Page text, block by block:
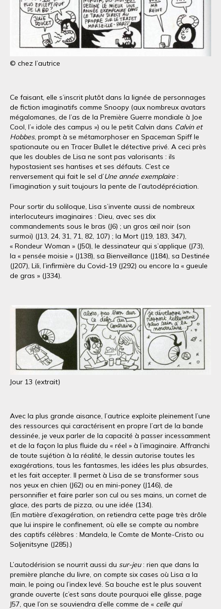
© chez l’autrice
Ce faisant, elle s’inscrit plutôt dans la lignée de personnages
de fiction imaginatifs comme Snoopy (aux nombreux avatars
mégalomanes, de l’as de la Première Guerre mondiale à Joe
Cool, l’« idole des campus ») ou le petit Calvin dans Calvin et
Hobbes, prompt à se métamorphoser en Spaceman Spiff le
spationaute ou en Tracer Bullet le détective privé. A ceci près
que les doubles de Lisa ne sont pas valorisants : ils
hypostasient ses hantises et ses défauts. C’est ce
renversement qui fait le sel d’Une année exemplaire :
l’imagination y suit toujours la pente de l’autodépréciation.
Pour sortir du soliloque, Lisa s’invente aussi de nombreux
interlocuteurs imaginaires : Dieu, avec ses dix
commandements sous le bras (J6) ; un gros œil noir (son
surmoi) (J13, 24, 31, 71, 82, 107) ; la Mort (J19, 183, 347),
« Rondeur Woman » (J50), le dessinateur qui s’applique (J73),
la « pensée moisie » (J138), sa Bienveillance (J184), sa Destinée
(J207), Lili, l’infirmière du Covid-19 (J292) ou encore la « gueule
de gras » (J334).
Jour 13 (extrait)
Avec la plus grande aisance, l’autrice exploite pleinement l’une
des ressources qui caractérisent en propre l’art de la bande
dessinée, je veux parler de la capacité à passer incessamment
et de la façon la plus fluide du « réel » à l’imaginaire. Affranchi
de toute sujétion à la réalité, le dessin autorise toutes les
exagérations, tous les fantasmes, les idées les plus absurdes,
et les fait accepter. Il permet à Lisa de se transformer sous
nos yeux en chien (J62) ou en mini-poney (J146), de
personnifier et faire parler son cul ou ses mains, un cornet de
glace, des parts de pizza, ou une idée (134).
(En matière d’exagération, on retiendra cette page très drôle
que lui inspire le confinement, où elle se compte au nombre
des captifs célèbres : Mandela, le Comte de Monte-Cristo ou
Soljenitsyne (J285).)
L’autodérision se nourrit aussi du sur-jeu: rien que dans la
première planche du livre, on compte six cases où Lisa a la
main, le poing ou l’index levé. Sa bouche est le plus souvent
grande ouverte (c’est sans doute pourquoi elle glisse, page
J57, que l’on se souviendra d’elle comme de « celle qui